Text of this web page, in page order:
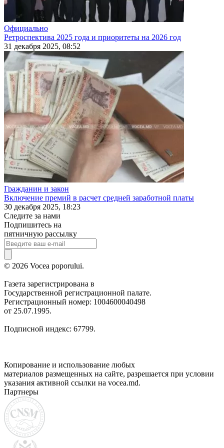
Официально
Ретроспектива 2025 года и приоритеты на 2026 год
31 декабря 2025, 08:52
Гражданин и закон
Включение премий в расчет средней заработной платы
30 декабря 2025, 18:23
Следите за нами
Подпишитесь на
пятничную рассылку
© 2026 Vocea poporului.
Газета зарегистрирована в
Государственной регистрационной палате.
Регистрационный номер: 1004600040498
от 25.07.1995.
Подписной индекс: 67799.
Копирование и использование любых
материалов размещенных на сайте, разрешается при условии
указания активной ссылки на vocea.md.
Партнеры